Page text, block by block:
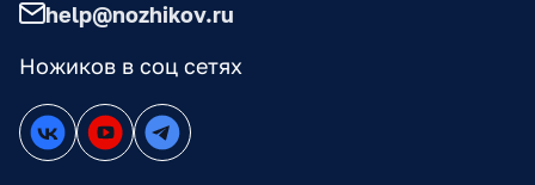
Ножиков в соц сетях
help@nozhikov.ru